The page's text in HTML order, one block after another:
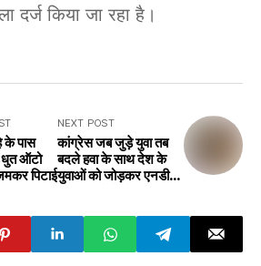
दर्ज किया जा रहा है।
के पास
ऑटो
पिटाई
NEXT POST
कांग्रेस जब जुड़े युवा तब
बदले हवा के साथ देश के
युवाओं को जोड़कर एनडीए